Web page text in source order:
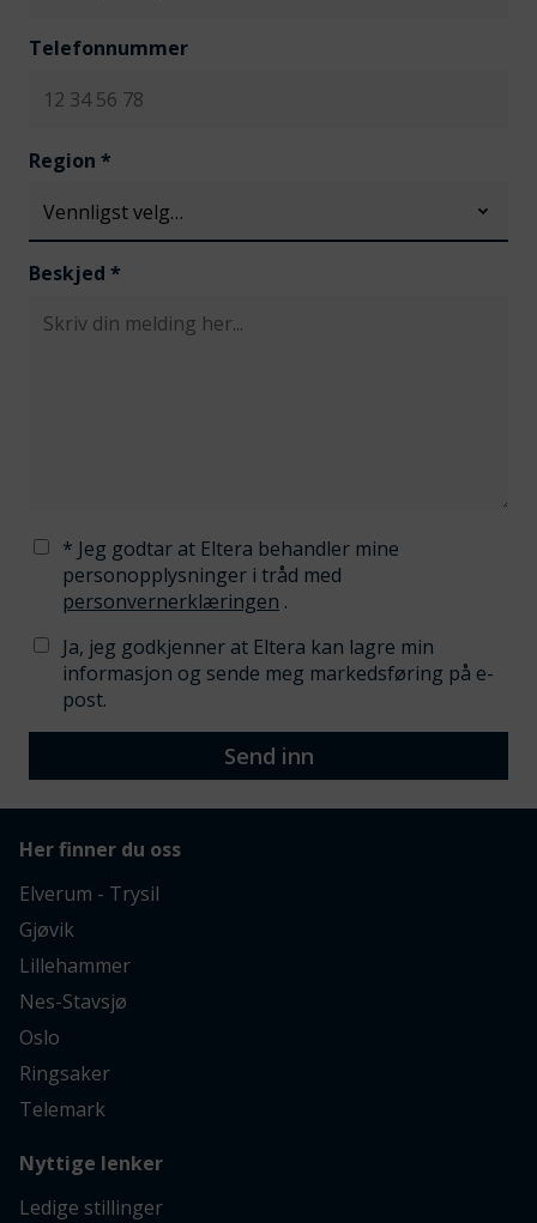
Telefonnummer
Region *
Beskjed *
* Jeg godtar at Eltera behandler mine
personopplysninger i tråd med
personvernerklæringen .
Ja, jeg godkjenner at Eltera kan lagre min
informasjon og sende meg markedsføring på e-
post.
Send inn
Her finner du oss
Elverum - Trysil
Gjøvik
Lillehammer
Nes-Stavsjø
Oslo
Ringsaker
Telemark
Nyttige lenker
Ledige stillinger